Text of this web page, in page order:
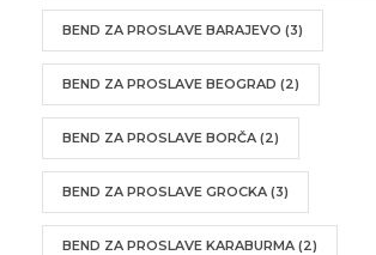
BEND ZA PROSLAVE BARAJEVO (3)
BEND ZA PROSLAVE BEOGRAD (2)
BEND ZA PROSLAVE BORČA (2)
BEND ZA PROSLAVE GROCKA (3)
BEND ZA PROSLAVE KARABURMA (2)